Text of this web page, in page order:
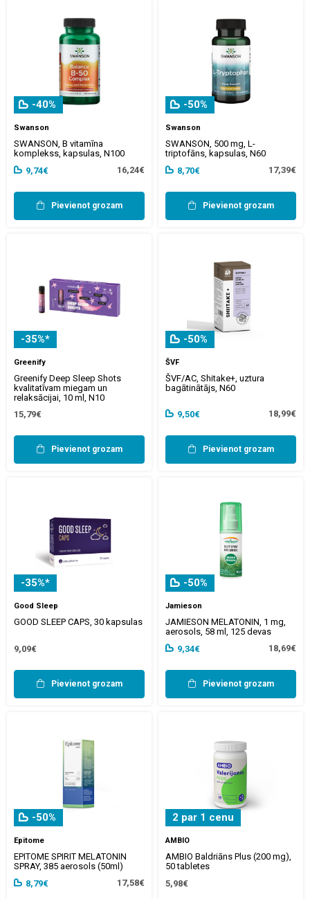
-40%
Swanson
SWANSON, B vitamīna
komplekss, kapsulas, N100
9,74€
16,24€
Pievienot grozam
-50%
Swanson
SWANSON, 500 mg, L-
triptofāns, kapsulas, N60
8,70€
17,39€
Pievienot grozam
-35%*
Greenify
Greenify Deep Sleep Shots
kvalitatīvam miegam un
relaksācijai, 10 ml, N10
15,79€
Pievienot grozam
-50%
ŠVF
ŠVF/AC, Shitake+, uztura
bagātinātājs, N60
9,50€ 18,99€
Pievienot grozam
-35%*
Good Sleep
GOOD SLEEP CAPS, 30 kapsulas
9,09€
Pievienot grozam
-50%
Jamieson
JAMIESON MELATONIN, 1 mg,
aerosols, 58 ml, 125 devas
9,34€
18,69€
Pievienot grozam
-50%
Epitome
EPITOME SPIRIT MELATONIN
SPRAY, 385 aerosols (50ml)
8,79€
17,58€
2 par 1 cenu
AMBIO
AMBIO Baldriāns Plus (200 mg),
50 tabletes
5,98€